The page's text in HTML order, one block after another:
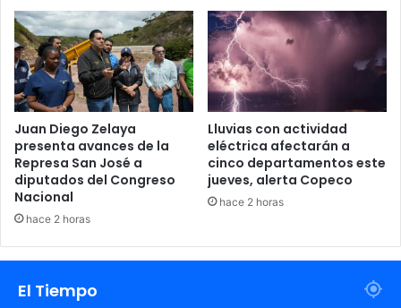
Juan Diego Zelaya
presenta avances de la
Represa San José a
diputados del Congreso
Nacional
hace 2 horas
Lluvias con actividad
eléctrica afectarán a
cinco departamentos este
jueves, alerta Copeco
hace 2 horas
El Tiempo